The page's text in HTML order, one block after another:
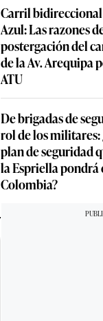
Carril
Azul: Las razones
postergación del
de la Av. Arequipa
ATU
De brigadas de
rol de los militares:
plan de seguridad
la Espriella pondrá
Colombia?